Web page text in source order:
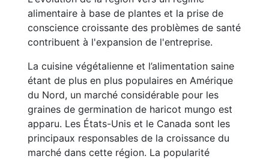
alimentaire à base de plantes et la prise de
conscience croissante des problèmes de santé
contribuent à l'expansion de l'entreprise.
La cuisine végétalienne et l’alimentation saine
étant de plus en plus populaires en Amérique
du Nord, un marché considérable pour les
graines de germination de haricot mungo est
apparu. Les États-Unis et le Canada sont les
principaux responsables de la croissance du
marché dans cette région. La popularité